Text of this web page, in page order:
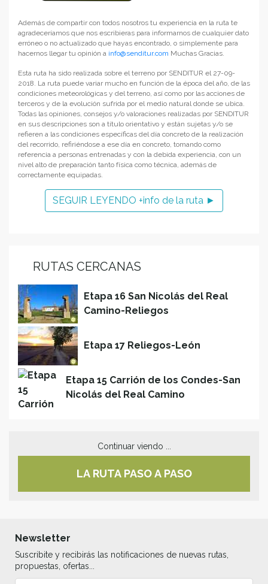
Además de compartir con todos nosotros tu experiencia en la ruta te
agradeceríamos que nos escribieras para informarnos de cualquier dato
erróneo o no actualizado que hayas encontrado, o simplemente para
hacernos llegar tu opinión a info@senditur.com Muchas Gracias.
Esta ruta ha sido realizada sobre el terreno por SENDITUR el 27-09-
2018. La ruta puede variar mucho en función de la época del año, de las
condiciones meteorológicas y del terreno, así como por las acciones de
terceros y de la evolución sufrida por el medio natural donde se ubica.
Todas las opiniones, consejos y/o valoraciones realizadas por SENDITUR
en sus descripciones son a título orientativo y están sujetas y/o se
refieren a las condiciones específicas del día concreto de la realización
del recorrido, refiriéndose a ese día en concreto, tomando como
referencia a personas entrenadas y con la debida experiencia, con un
nivel alto de preparación tanto física como técnica, además de
correctamente equipadas.
SEGUIR LEYENDO +info de la ruta ►
RUTAS CERCANAS
Etapa 16 San Nicolás del Real
Camino-Reliegos
Etapa 17 Reliegos-León
Etapa 15 Carrión de los Condes-San
Nicolás del Real Camino
Continuar viendo ...
LA RUTA PASO A PASO
Newsletter
Suscribite y recibirás las notificaciones de nuevas rutas,
propuestas, ofertas...